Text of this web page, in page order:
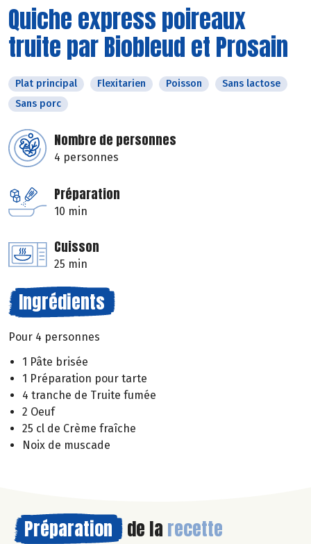
Quiche express poireaux
truite par Biobleud et Prosain
Plat principal Flexitarien Poisson
Sans lactose
Sans porc
Nombre de personnes
4 personnes
Préparation
10 min
Cuisson
25 min
Ingrédients
Pour 4 personnes
1 Pâte brisée
1 Préparation pour tarte
4 tranche de Truite fumée
2 Oeuf
25 cl de Crème fraîche
Noix de muscade
Préparation de la recette